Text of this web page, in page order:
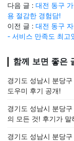
다음 글 : 대전 동구
용 절감한 경험담!
이전 글 : 대전 동구
- 서비스 만족도 최고
함께 보면 좋은
경기도 성남시 분당
도우미 후기 공개!
경기도 성남시 분당
의 모든 것! 후기가 말
경기도 성남시 분당